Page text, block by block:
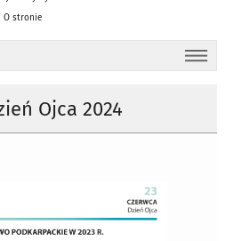
O stronie
Ojca 2024